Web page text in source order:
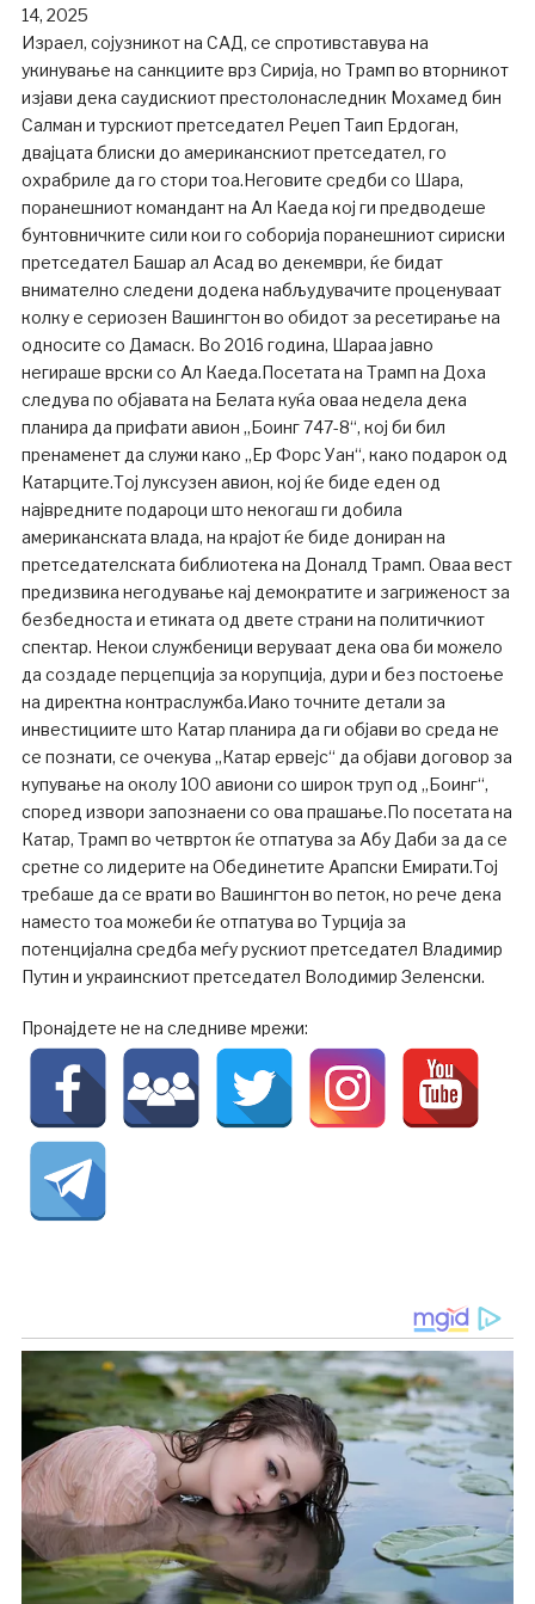
14, 2025
Израел, сојузникот на САД, се спротивставува на
укинување на санкциите врз Сирија, но Трамп во вторникот
изјави дека саудискиот престолонаследник Мохамед бин
Салман и турскиот претседател Реџеп Таип Ердоган,
двајцата блиски до американскиот претседател, го
охрабриле да го стори тоа.Неговите средби со Шара,
поранешниот командант на Ал Каеда кој ги предводеше
бунтовничките сили кои го соборија поранешниот сириски
претседател Башар ал Асад во декември, ќе бидат
внимателно следени додека набљудувачите проценуваат
колку е сериозен Вашингтон во обидот за ресетирање на
односите со Дамаск. Во 2016 година, Шараа јавно
негираше врски со Ал Каеда.Посетата на Трамп на Доха
следува по објавата на Белата куќа оваа недела дека
планира да прифати авион „Боинг 747-8“, кој би бил
пренаменет да служи како „Ер Форс Уан“, како подарок од
Катарците.Тој луксузен авион, кој ќе биде еден од
највредните подароци што некогаш ги добила
американската влада, на крајот ќе биде дониран на
претседателската библиотека на Доналд Трамп. Оваа вест
предизвика негодување кај демократите и загриженост за
безбедноста и етиката од двете страни на политичкиот
спектар. Некои службеници веруваат дека ова би можело
да создаде перцепција за корупција, дури и без постоење
на директна контраслужба.Иако точните детали за
инвестициите што Катар планира да ги објави во среда не
се познати, се очекува „Катар ервејс“ да објави договор за
купување на околу 100 авиони со широк труп од „Боинг“,
според извори запознаени со ова прашање.По посетата на
Катар, Трамп во четврток ќе отпатува за Абу Даби за да се
сретне со лидерите на Обединетите Арапски Емирати.Тој
требаше да се врати во Вашингтон во петок, но рече дека
наместо тоа можеби ќе отпатува во Турција за
потенцијална средба меѓу рускиот претседател Владимир
Путин и украинскиот претседател Володимир Зеленски.
Пронајдете не на следниве мрежи: